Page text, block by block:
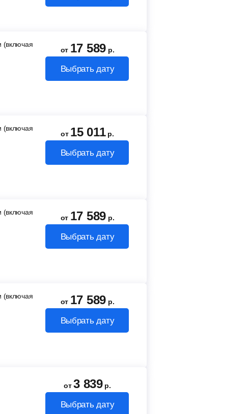
(включая
от 17 589 р.
Выбрать дату
(включая
от 15 011 р.
Выбрать дату
(включая
от 17 589 р.
Выбрать дату
(включая
от 17 589 р.
Выбрать дату
от3 839 р.
Выбрать дату